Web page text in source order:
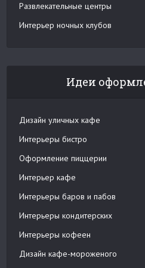
Развлекательные центры
Интерьер ночных клубов
Идеи
Дизайн уличных кафе
Интерьеры бистро
Оформление пиццерии
Интерьер кафе
Интерьеры баров и пабов
Интерьеры кондитерских
Интерьеры кофеен
Дизайн кафе-мороженого